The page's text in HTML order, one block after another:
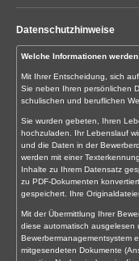
Datenschutzhinweise
Welche Informationen
Mit Ihrer Entscheidung, sich
Sie neben Ihren persönlichen
schulischen und beruflichen
Sie wurden gebeten, Ihren
hochzuladen. Ihr Lebenslauf
und die Daten in der
werden mit einer
Inhalte zu Ihrem Datensatz
zu PDF-Dokumenten
gespeichert. Ihre
Mit der Übermittlung Ihrer
diese automatisch ausgelesen
Bewerbermanagementsystem
mitgesendeten Dokumente